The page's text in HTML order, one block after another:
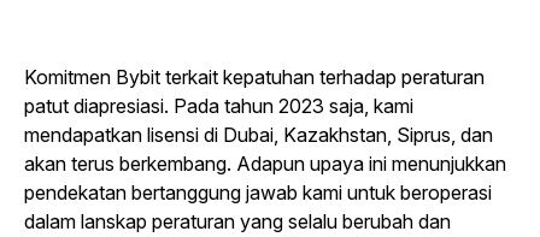
Komitmen Bybit terkait kepatuhan terhadap peraturan
patut diapresiasi. Pada tahun 2023 saja, kami
mendapatkan lisensi di Dubai, Kazakhstan, Siprus, dan
akan terus berkembang. Adapun upaya ini menunjukkan
pendekatan bertanggung jawab kami untuk beroperasi
dalam lanskap peraturan yang selalu berubah dan